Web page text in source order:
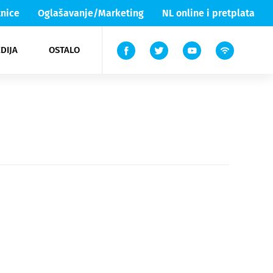
Oglašavanje/Marketing NL online i pretplata
OSTALO
Lika & Senj
TV